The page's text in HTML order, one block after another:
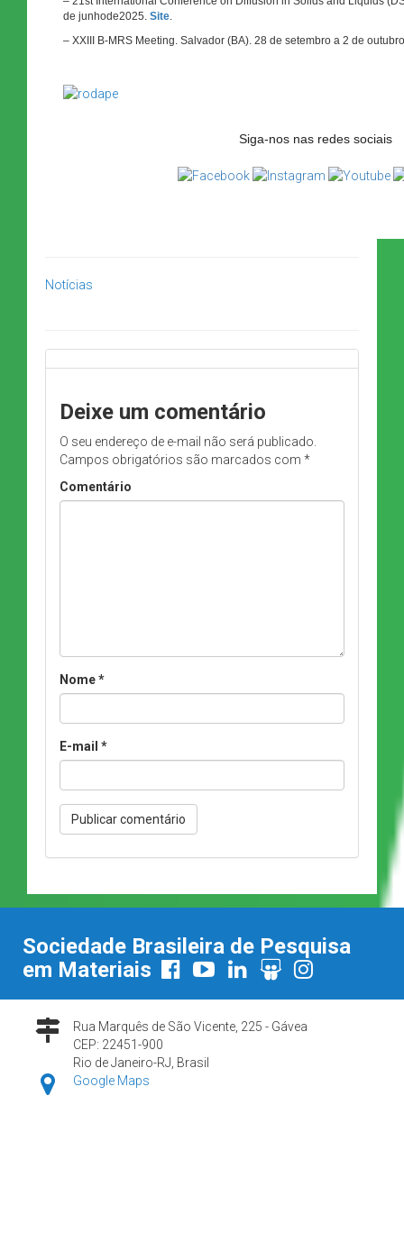
de junhode2025. Site.
– XXIII B-MRS Meeting. Salvador (BA). 28 de setembro a 2 de
Siga-nos nas redes sociais
Notícias
Deixe um comentário
O seu endereço de e-mail não será publicado.
Campos obrigatórios são marcados com *
Comentário
Nome*
E-mail *
Sociedade Brasileira de Pesquisa
em Materiais
Rua Marquês de São Vicente, 225 - Gávea
CEP: 22451-900
Rio de Janeiro-RJ, Brasil
Google Maps